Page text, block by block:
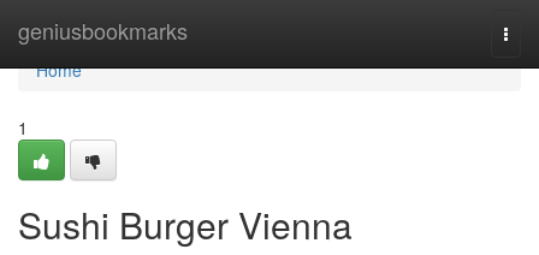
geniusbookmarks
Home
Home
1
Sushi Burger Vienna